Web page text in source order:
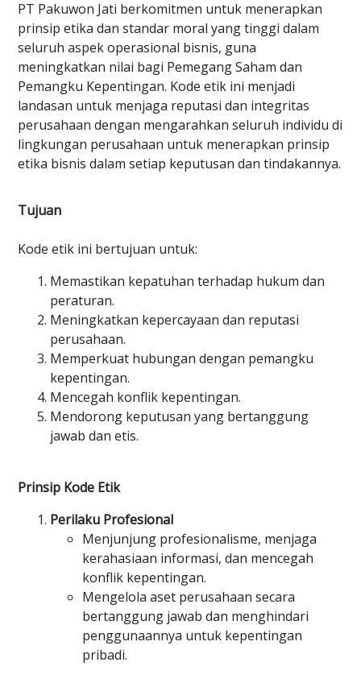
PT Pakuwon Jati berkomitmen untuk menerapkan
prinsip etika dan standar moral yang tinggi dalam
seluruh aspek operasional bisnis, guna
meningkatkan nilai bagi Pemegang Saham dan
Pemangku Kepentingan. Kode etik ini menjadi
landasan untuk menjaga reputasi dan integritas
perusahaan dengan mengarahkan seluruh individu di
lingkungan perusahaan untuk menerapkan prinsip
etika bisnis dalam setiap keputusan dan tindakannya.
Tujuan
Kode etik ini bertujuan untuk:
Memastikan kepatuhan terhadap hukum dan
peraturan.
Meningkatkan kepercayaan dan reputasi
perusahaan.
Memperkuat hubungan dengan pemangku
kepentingan.
Mencegah konflik kepentingan.
Mendorong keputusan yang bertanggung
jawab dan etis.
Prinsip Kode Etik
Perilaku Profesional
Menjunjung profesionalisme, menjaga
kerahasiaan informasi, dan mencegah
konflik kepentingan.
Mengelola aset perusahaan secara
bertanggung jawab dan menghindari
penggunaannya untuk kepentingan
pribadi.